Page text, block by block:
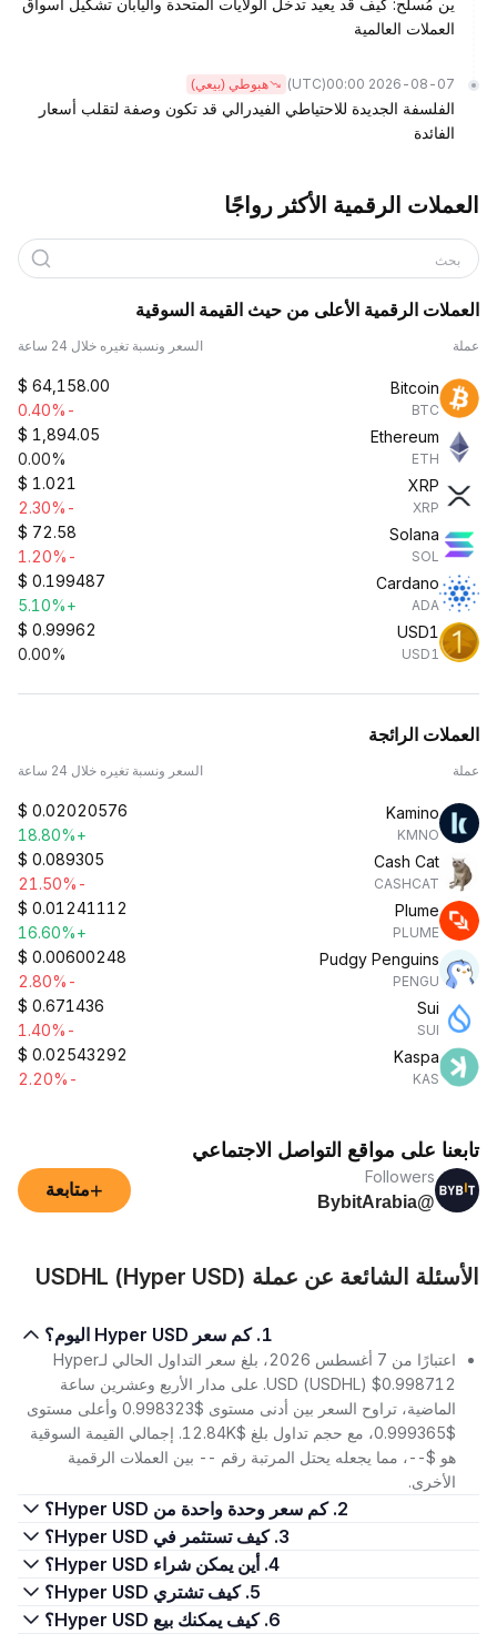
ين مُسلح: كيف قد يعيد تدخل الولايات المتحدة واليابان تشكيل أسواق
العملات العالمية
2026-08-07 00:00
(UTC) هبوطي (بيعي)
الفلسفة الجديدة للاحتياطي الفيدرالي قد تكون وصفة لتقلب أسعار
الفائدة
العملات الرقمية الأكثر رواجًا
بحث
العملات الرقمية الأعلى من حيث القيمة السوقية
عملة السعر ونسبة تغيره خلال 24 ساعة
Bitcoin
BTC
$ 64,158.00
-0.40%
Ethereum
ETH
$ 1,894.05
0.00%
XRP
XRP
$ 1.021
-2.30%
Solana
SOL
$ 72.58
-1.20%
Cardano
ADA
$ 0.199487
+5.10%
USD1
USD1
$ 0.99962
0.00%
العملات الرائجة
عملة السعر ونسبة تغيره خلال 24 ساعة
Kamino
KMNO
$ 0.02020576
+18.80%
Cash Cat
CASHCAT
$ 0.089305
-21.50%
Plume
PLUME
$ 0.01241112
+16.60%
Pudgy Penguins
PENGU
$ 0.00600248
-2.80%
Sui
SUI
$ 0.671436
-1.40%
Kaspa
KAS
$ 0.02543292
-2.20%
تابعنا على مواقع التواصل الاجتماعي
Followers
@BybitArabia
+متابعة
الأسئلة الشائعة عن عملة USDHL (Hyper USD)
1. كم سعر Hyper USD اليوم؟
اعتبارًا من 7 أغسطس 2026، بلغ سعر التداول الحالي لـHyper
USD (USDHL) $0.998712. على مدار الأربع وعشرين ساعة
الماضية، تراوح السعر بين أدنى مستوى $0.998323 وأعلى مستوى
$0.999365، مع حجم تداول بلغ $12.84K. إجمالي القيمة السوقية
هو $--، مما يجعله يحتل المرتبة رقم -- بين العملات الرقمية
الأخرى.
2. كم سعر وحدة واحدة من Hyper USD؟
3. كيف تستثمر في Hyper USD؟
4. أين يمكن شراء Hyper USD؟
5. كيف تشتري Hyper USD؟
6. كيف يمكنك بيع Hyper USD؟